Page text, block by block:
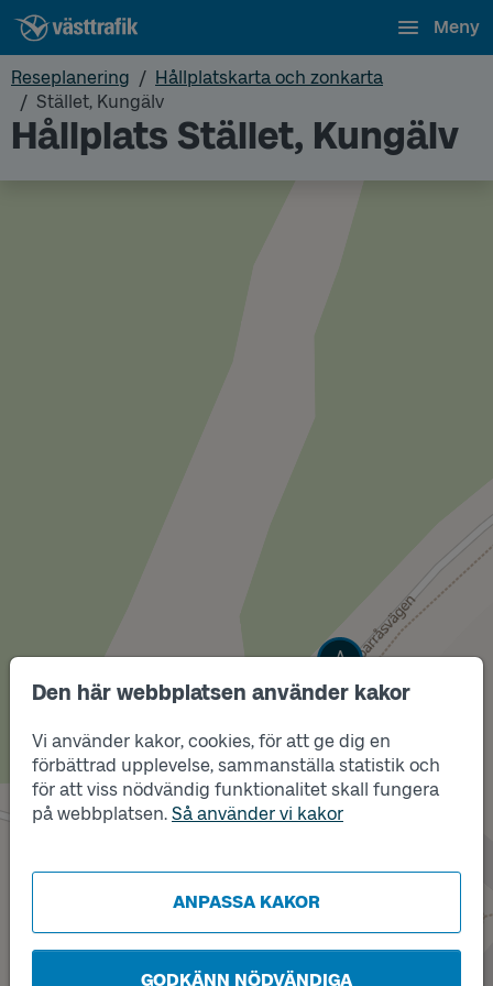
Den här webbplatsen använder kakor
Vi använder kakor, cookies, för att ge dig en
förbättrad upplevelse, sammanställa statistik och
för att viss nödvändig funktionalitet skall fungera
på webbplatsen. Så använder vi kakor
ANPASSA KAKOR
GODKÄNN NÖDVÄNDIGA
Meny
Reseplanering
Hållplatskarta och zonkarta
Stället, Kungälv
Hållplats Stället, Kungälv
Läge
A